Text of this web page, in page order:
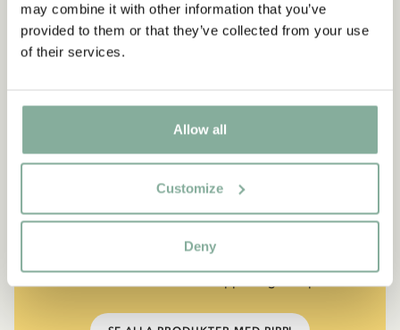
may combine it with other information that you’ve
provided to them or that they’ve collected from your use
of their services.
Allow all
Customize
Deny
“Den som är väldigt stark
måste också vara väldigt
snäll.”